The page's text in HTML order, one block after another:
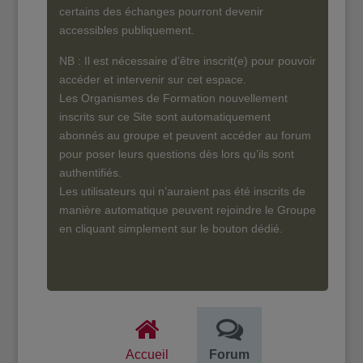
certains des échanges pourront devenir
accessibles publiquement.
NB : Il est nécessaire d’être inscrit(e) pour pouvoir
accéder et intervenir sur cet espace.
Les Organismes de Formation nouvellement
inscrits sur ce Site sont automatiquement
abonnés au groupe et peuvent accéder au forum
pour poser leurs questions dès lors qu’ils sont
authentifiés.
Les utilisateurs qui n’auraient pas été inscrits de
manière automatique peuvent rejoindre le Groupe
en cliquant simplement sur le bouton dédié.
Accueil Forum